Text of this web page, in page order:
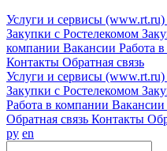
Услуги и сервисы (www.rt.ru)
Закупки с Ростелекомом
компании Вакансии Работа
Контакты Обратная связь
Услуги и сервисы (www.rt.ru)
Закупки с Ростелекомом
Работа в компании Вакансии
Обратная связь Контакты
ру en